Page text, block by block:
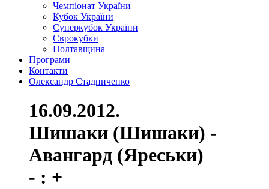
Чемпіонат України
Кубок України
Суперкубок України
Єврокубки
Полтавщина
Програми
Контакти
Олександр Стадниченко
16.09.2012.
Шишаки (Шишаки) -
Авангард (Яреськи)
- : +